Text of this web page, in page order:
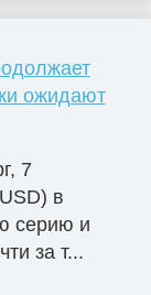
ожидают
7
в
серию и
за т...